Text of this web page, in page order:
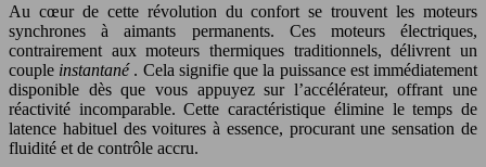
Au cœur de cette révolution du confort se trouvent les moteurs
synchrones à aimants permanents. Ces moteurs électriques,
contrairement aux moteurs thermiques traditionnels, délivrent un
couple instantané . Cela signifie que la puissance est immédiatement
disponible dès que vous appuyez sur l’accélérateur, offrant une
réactivité incomparable. Cette caractéristique élimine le temps de
latence habituel des voitures à essence, procurant une sensation de
fluidité et de contrôle accru.